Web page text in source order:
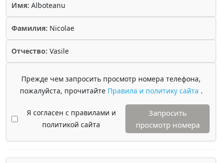
Имя: Alboteanu
Фамилия: Nicolae
Отчество: Vasile
Прежде чем запросить просмотр номера телефона,
пожалуйста, прочитайте Правила и политику сайта .
Я согласен с правилами и
политикой сайта
Запросить
просмотр номера